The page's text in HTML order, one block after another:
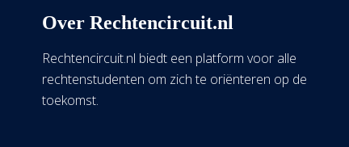
Over Rechtencircuit.nl
Rechtencircuit.nl biedt een platform voor alle
rechtenstudenten om zich te oriënteren op de
toekomst.